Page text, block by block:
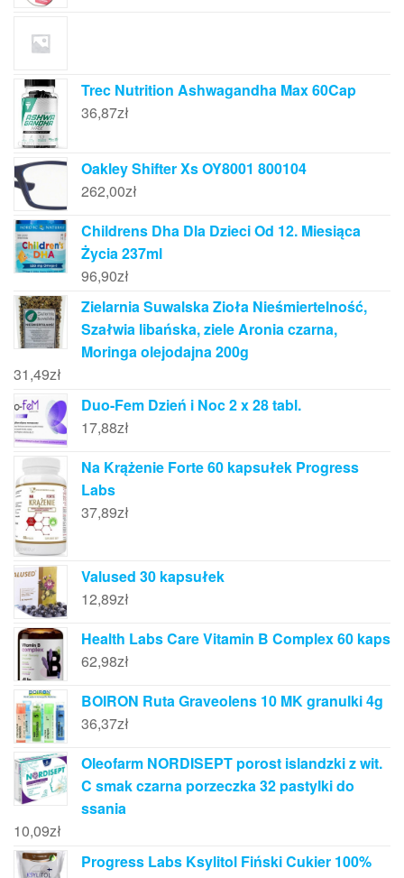
Trec Nutrition Ashwagandha Max 60Cap
36,87zł
Oakley Shifter Xs OY8001 800104
262,00zł
Childrens Dha Dla Dzieci Od 12. Miesiąca
Życia 237ml
96,90zł
Zielarnia Suwalska Zioła Nieśmiertelność,
Szałwia libańska, ziele Aronia czarna,
Moringa olejodajna 200g
31,49zł
Duo-Fem Dzień i Noc 2 x 28 tabl.
17,88zł
Na Krążenie Forte 60 kapsułek Progress
Labs
37,89zł
Valused 30 kapsułek
12,89zł
Health Labs Care Vitamin B Complex 60 kaps
62,98zł
BOIRON Ruta Graveolens 10 MK granulki 4g
36,37zł
Oleofarm NORDISEPT porost islandzki z wit.
C smak czarna porzeczka 32 pastylki do
ssania
10,09zł
Progress Labs Ksylitol Fiński Cukier 100%